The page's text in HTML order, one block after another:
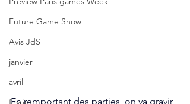
Future Game Show
Avis JdS
janvier
avril
En remportant des parties, on va gravir